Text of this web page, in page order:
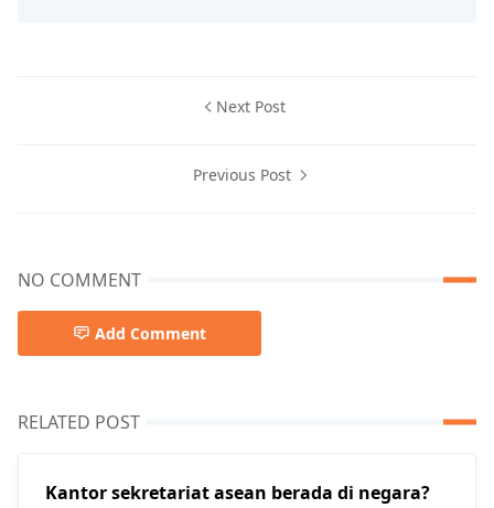
Next Post
Previous Post
NO COMMENT
Add Comment
RELATED POST
Kantor sekretariat asean berada di negara?